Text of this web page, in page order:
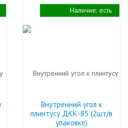
Внутренний угол к
плинтусу ДКК-85 (2шт/в
упаковке)
Наличие: есть